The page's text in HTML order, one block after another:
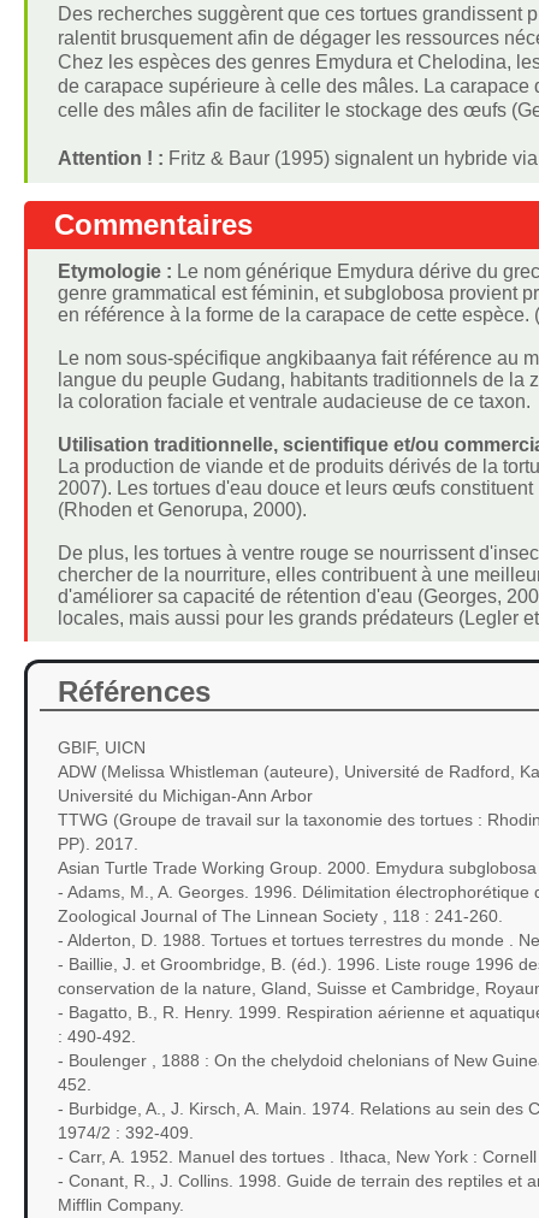
Des recherches suggèrent que ces tortues grandissent
ralentit brusquement afin de dégager les ressources
Chez les espèces des genres Emydura et Chelodina,
de carapace supérieure à celle des mâles. La
celle des mâles afin de faciliter le stockage des œufs
Attention ! : Fritz & Baur (1995) signalent un hybride
Commentaires
Etymologie : Le nom générique Emydura dérive du
genre grammatical est féminin, et subglobosa provient
en référence à la forme de la carapace de cette espèce.
Le nom sous-spécifique angkibaanya fait référence au
langue du peuple Gudang, habitants traditionnels de
la coloration faciale et ventrale audacieuse de ce taxon.
Utilisation traditionnelle, scientifique et/ou
La production de viande et de produits dérivés de la
2007). Les tortues d'eau douce et leurs œufs
(Rhoden et Genorupa, 2000).
De plus, les tortues à ventre rouge se nourrissent
chercher de la nourriture, elles contribuent à une
d'améliorer sa capacité de rétention d'eau (Georges,
locales, mais aussi pour les grands prédateurs (Legler
Références
GBIF, UICN
ADW (Melissa Whistleman (auteure), Université de Radford,
Université du Michigan-Ann Arbor
TTWG (Groupe de travail sur la taxonomie des tortues :
PP). 2017.
Asian Turtle Trade Working Group. 2000. Emydura
- Adams, M., A. Georges. 1996. Délimitation
Zoological Journal of The Linnean Society , 118 : 241-260.
- Alderton, D. 1988. Tortues et tortues terrestres du monde .
- Baillie, J. et Groombridge, B. (éd.). 1996. Liste rouge 1996
conservation de la nature, Gland, Suisse et Cambridge,
- Bagatto, B., R. Henry. 1999. Respiration aérienne et
: 490-492.
- Boulenger , 1888 : On the chelydoid chelonians of New
452.
- Burbidge, A., J. Kirsch, A. Main. 1974. Relations au sein des
1974/2 : 392-409.
- Carr, A. 1952. Manuel des tortues . Ithaca, New York :
- Conant, R., J. Collins. 1998. Guide de terrain des reptiles et
Mifflin Company.